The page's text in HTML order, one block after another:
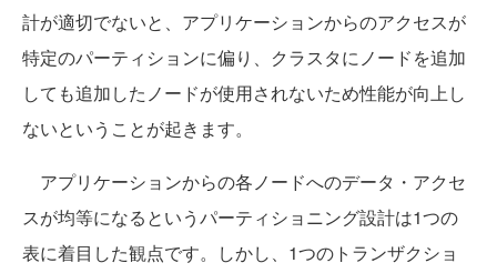
計が適切でないと、アプリケーションからのアクセスが
特定のパーティションに偏り、クラスタにノードを追加
しても追加したノードが使用されないため性能が向上し
ないということが起きます。
アプリケーションからの各ノードへのデータ・アクセ
スが均等になるというパーティショニング設計は1つの
表に着目した観点です。しかし、1つのトランザクショ